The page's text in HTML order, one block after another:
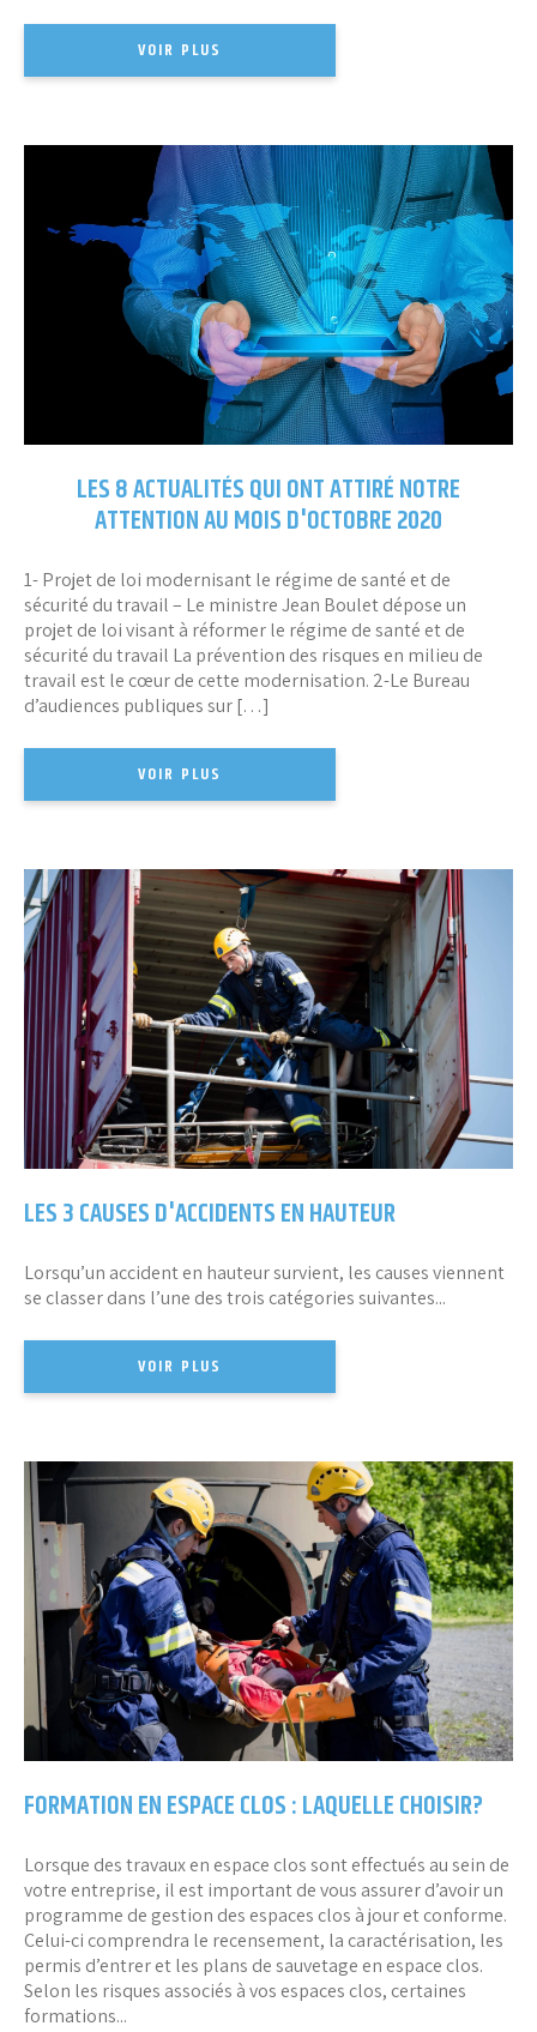
VOIR PLUS
LES 8 ACTUALITÉS QUI ONT ATTIRÉ NOTRE
ATTENTION AU MOIS D'OCTOBRE 2020
1- Projet de loi modernisant le régime de santé et de
sécurité du travail – Le ministre Jean Boulet dépose un
projet de loi visant à réformer le régime de santé et de
sécurité du travail La prévention des risques en milieu de
travail est le cœur de cette modernisation. 2-Le Bureau
d’audiences publiques sur […]
VOIR PLUS
LES 3 CAUSES D'ACCIDENTS EN HAUTEUR
Lorsqu’un accident en hauteur survient, les causes viennent
se classer dans l’une des trois catégories suivantes...
VOIR PLUS
FORMATION EN ESPACE CLOS : LAQUELLE CHOISIR?
Lorsque des travaux en espace clos sont effectués au sein de
votre entreprise, il est important de vous assurer d’avoir un
programme de gestion des espaces clos à jour et conforme.
Celui-ci comprendra le recensement, la caractérisation, les
permis d’entrer et les plans de sauvetage en espace clos.
Selon les risques associés à vos espaces clos, certaines
formations...